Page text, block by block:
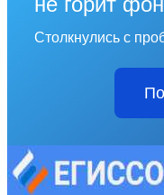
Столкнулись с